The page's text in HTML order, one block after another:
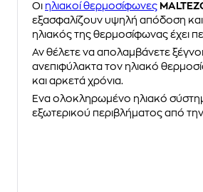
Οι ηλιακοί θερμοσίφωνες
εξασφαλίζουν υψηλή απόδοση και
ηλιακός της θερμοσίφωνας έχει
Αν θέλετε να απολαμβάνετε
ανεπιφύλακτα τον ηλιακό
και αρκετά χρόνια.
Ένα ολοκληρωμένο ηλιακό
εξωτερικού περιβλήματος από την